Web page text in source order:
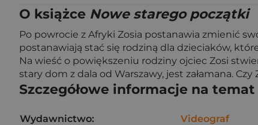
O książce Nowe starego początki
Po powrocie z Afryki Zosia postanawia zmienić
postanawiają stać się rodziną dla dzieciaków,
Na wieść o powiększeniu rodziny ojciec Zosi
stary dom z dala od Warszawy, jest załamana.
Szczegółowe informacje na
Wydawnictwo: Videograf